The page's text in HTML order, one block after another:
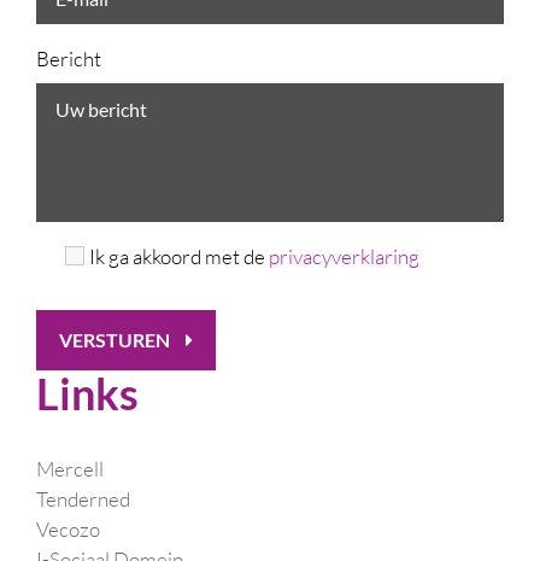
Bericht
Ik ga akkoord met de privacyverklaring
VERSTUREN
Links
Mercell
Tenderned
Vecozo